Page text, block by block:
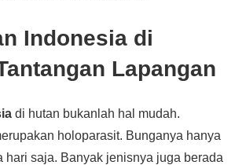
Indonesiadi
Lapangan
di hutan bukanlah hal mudah.
holoparasit. Bunganya hanya
hari saja. Banyak jenisnya juga berada